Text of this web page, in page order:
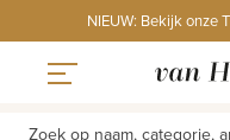
to
content
NIEUW: Bekijk onze
Zoek op naam, categorie,